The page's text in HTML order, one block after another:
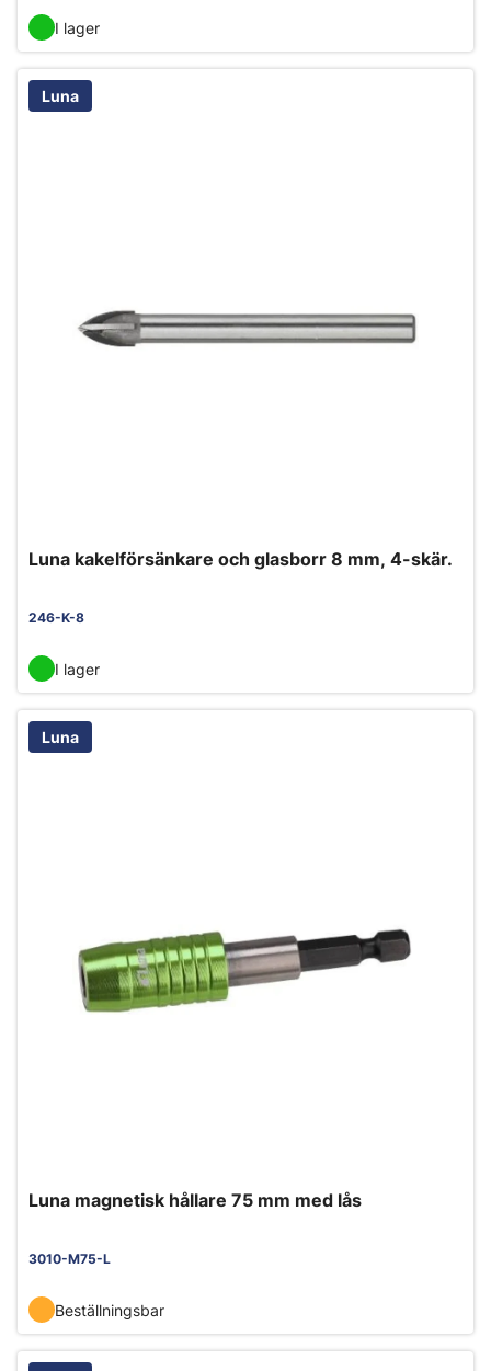
I lager
Luna
Luna kakelförsänkare och glasborr 8 mm, 4-skär.
246-K-8
I lager
Luna
Luna magnetisk hållare 75 mm med lås
3010-M75-L
Beställningsbar